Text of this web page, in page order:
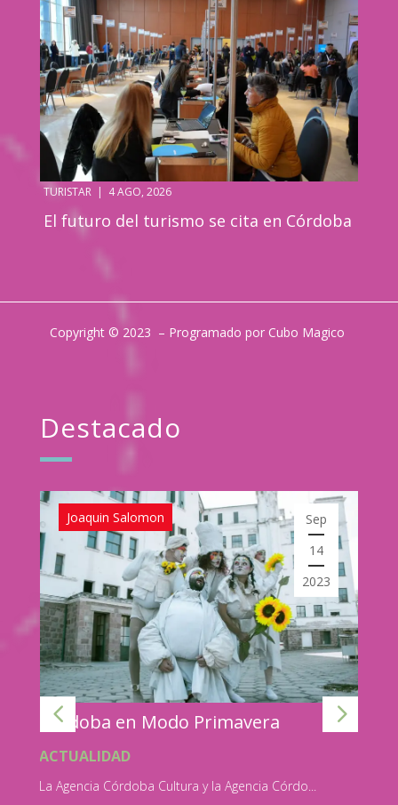
TURISTAR | 4 AGO, 2026
El futuro del turismo se cita en Córdoba
Copyright © 2023 – Programado por Cubo Magico
Destacado
Joaquin Salomon
Sep
14
2023
Córdoba en Modo Primavera
ACTUALIDAD
La Agencia Córdoba Cultura y la Agencia Córdo...